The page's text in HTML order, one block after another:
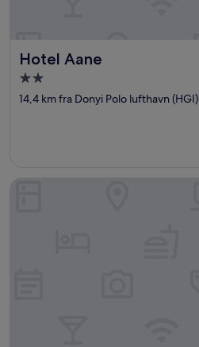
Hotel Aane
Hotel Aane
Overnattingssted
med
14,4 km fra Donyi Polo lufthavn (HGI)